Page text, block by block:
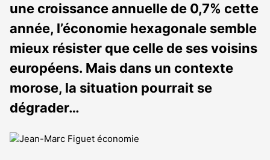
une croissance annuelle de 0,7% cette
année, l’économie hexagonale semble
mieux résister que celle de ses voisins
européens. Mais dans un contexte
morose, la situation pourrait se
dégrader…